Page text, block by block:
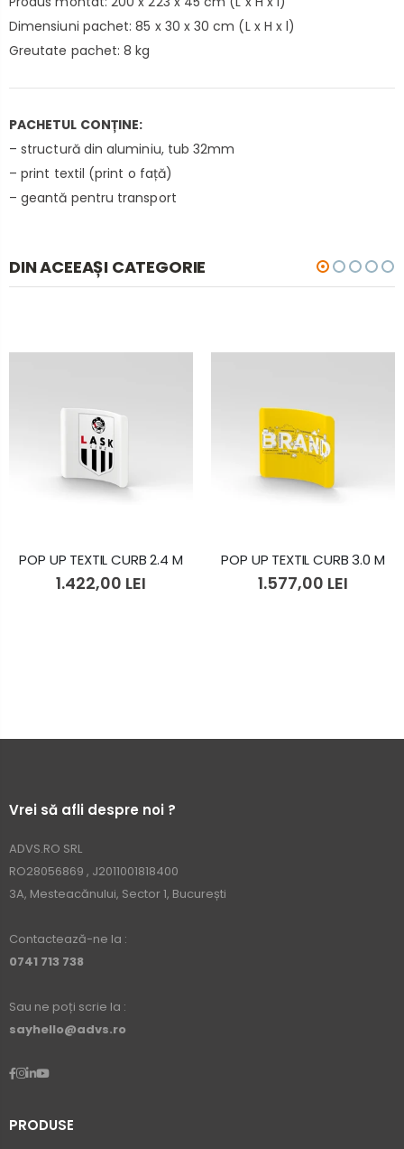
Dimensiuni pachet: 85 x 30 x 30 cm (L x H x l)
Greutate pachet: 8 kg
PACHETUL CONȚINE:
– structură din aluminiu, tub 32mm
– print textil (print o față)
– geantă pentru transport
DIN ACEEAȘI CATEGORIE
POP UP TEXTIL CURB 2.4 M
1.422,00 LEI
POP UP TEXTIL CURB 3.0 M
1.577,00 LEI
Vrei să afli despre noi ?
ADVS.RO SRL
RO28056869 , J2011001818400
3A, Mesteacănului, Sector 1, București
Contactează-ne la :
0741 713 738
Sau ne poți scrie la :
sayhello@advs.ro
PRODUSE